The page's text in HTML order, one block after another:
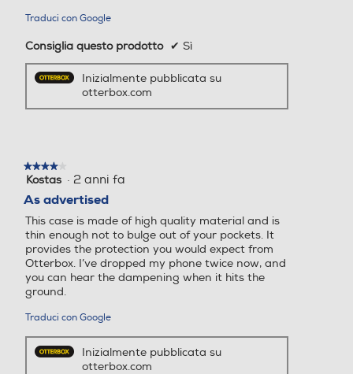
Traduci con Google
Consiglia questo prodotto ✔ Sì
Inizialmente pubblicata su
otterbox.com
★★★★★
★★★★★
4
stelle.
Kostas · 2 anni fa
As advertised
This case is made of high quality material and is
thin enough not to bulge out of your pockets. It
provides the protection you would expect from
Otterbox. I’ve dropped my phone twice now, and
you can hear the dampening when it hits the
ground.
Traduci con Google
Inizialmente pubblicata su
otterbox.com